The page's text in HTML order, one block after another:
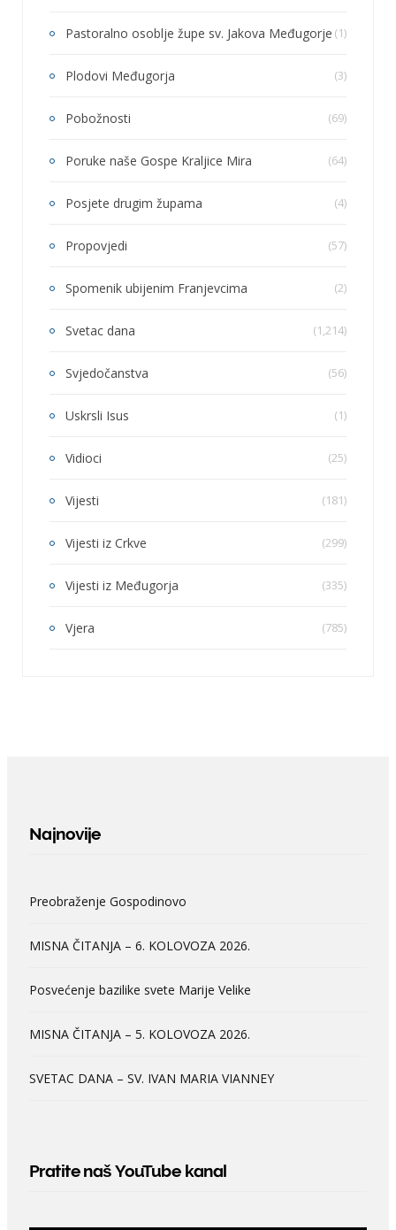
Pastoralno osoblje župe sv. Jakova Međugorje (1)
Plodovi Međugorja (3)
Pobožnosti (69)
Poruke naše Gospe Kraljice Mira (64)
Posjete drugim župama (4)
Propovjedi (57)
Spomenik ubijenim Franjevcima (2)
Svetac dana (1,214)
Svjedočanstva (56)
Uskrsli Isus (1)
Vidioci (25)
Vijesti (181)
Vijesti iz Crkve (299)
Vijesti iz Međugorja (335)
Vjera (785)
Najnovije
Preobraženje Gospodinovo
MISNA ČITANJA – 6. KOLOVOZA 2026.
Posvećenje bazilike svete Marije Velike
MISNA ČITANJA – 5. KOLOVOZA 2026.
SVETAC DANA – SV. IVAN MARIA VIANNEY
Pratite naš YouTube kanal